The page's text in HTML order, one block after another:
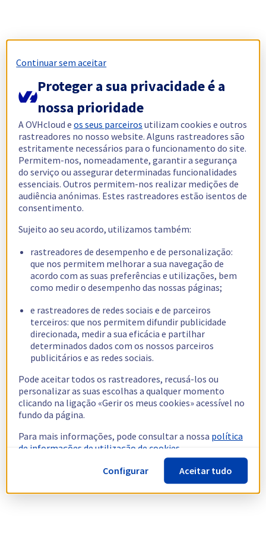
Continuar sem aceitar
Proteger a sua privacidade é a
nossa prioridade
A OVHcloud eos seus parceiros utilizam cookies e outros
rastreadores no nosso website. Alguns rastreadores são
estritamente necessários para o funcionamento do site.
Permitem-nos, nomeadamente, garantir a segurança
do serviço ou assegurar determinadas funcionalidades
essenciais. Outros permitem-nos realizar medições de
audiência anónimas. Estes rastreadores estão isentos de
consentimento.
Sujeito ao seu acordo, utilizamos também:
rastreadores de desempenho e de personalização:
que nos permitem melhorar a sua navegação de
acordo com as suas preferências e utilizações, bem
como medir o desempenho das nossas páginas;
e rastreadores de redes sociais e de parceiros
terceiros: que nos permitem difundir publicidade
direcionada, medir a sua eficácia e partilhar
determinados dados com os nossos parceiros
publicitários e as redes sociais.
Pode aceitar todos os rastreadores, recusá-los ou
personalizar as suas escolhas a qualquer momento
clicando na ligação «Gerir os meus cookies» acessível no
fundo da página.
Para mais informações, pode consultar a nossa política
de informações de utilização de cookies.
Configurar
Aceitar tudo